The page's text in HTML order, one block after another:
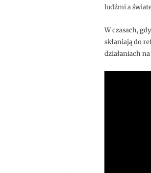
ludźmi a
W czasach,
skłaniają do
działaniach